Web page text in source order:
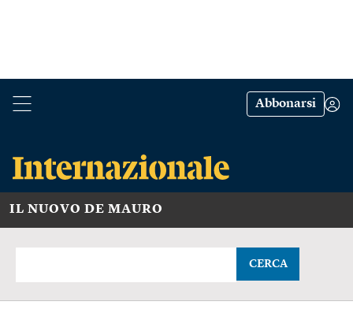
Abbonarsi
IL NUOVO DE MAURO
CERCA